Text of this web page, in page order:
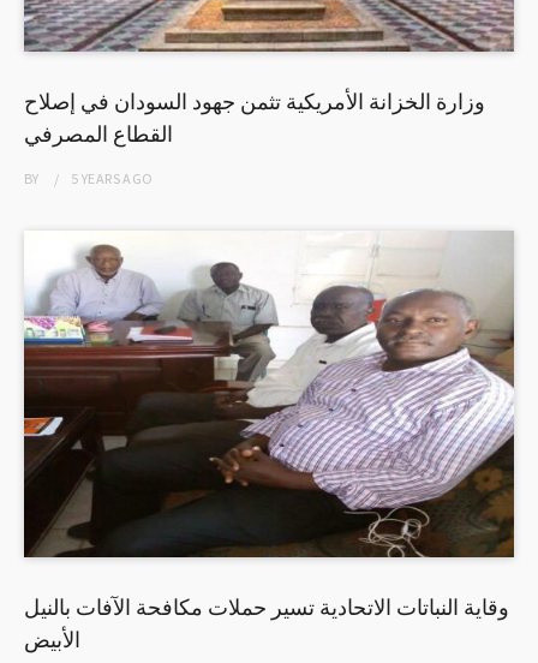
وزارة الخزانة الأمريكية تثمن جهود السودان في إصلاح
القطاع المصرفي
BY 5 YEARSAGO
وقاية النباتات الاتحادية تسير حملات مكافحة الآفات بالنيل
الأبيض